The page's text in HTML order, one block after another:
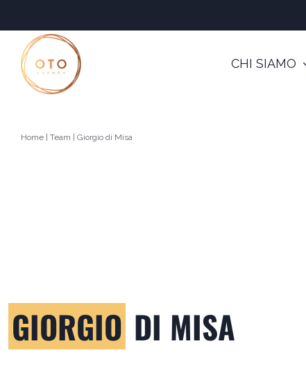
al
contenuto
CHI SIAMO
Home| Team Giorgio di Misa
GIORGIO DI MISA